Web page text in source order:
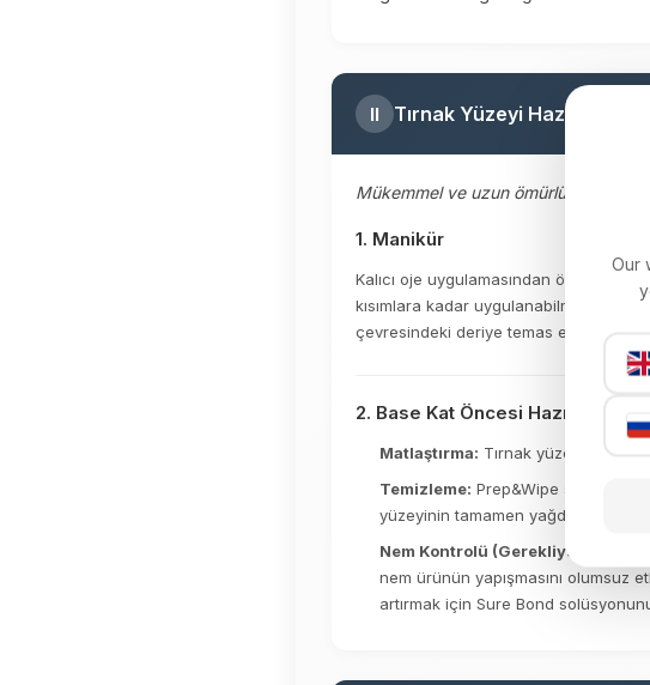
II Tırnak Yüzeyi Hazırlığı
Mükemmel ve uzun ömürlü bir
1. Manikür
Kalıcı oje uygulamasından önce
kısımlara kadar uygulanabilmesi için
çevresindeki deriye temas etmemesi,
2. Base Kat Öncesi Hazırlık
Matlaştırma: Tırnak yüzeyinin
Temizleme: Prep&Wipe solüsyonu
yüzeyinin tamamen yağdan ve
Nem Kontrolü (Gerekliyse):
Eller
nem ürünün yapışmasını olumsuz
artırmak için Sure Bond
Our